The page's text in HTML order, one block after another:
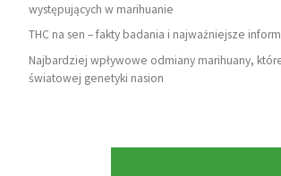
występujących w marihuanie
THC na sen – fakty badania i najważniejsze
Najbardziej wpływowe odmiany marihuany,
światowej genetyki nasion